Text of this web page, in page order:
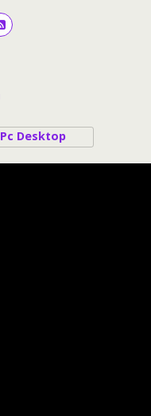
Pc Desktop